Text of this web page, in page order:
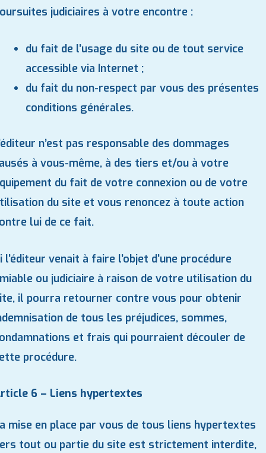
judiciaires à votre encontre :
du fait de l’usage du site ou de tout service
accessible via Internet ;
du fait du non-respect par vous des présentes
conditions générales.
n’est pas responsable des dommages
à vous-même, à des tiers et/ou à votre
du fait de votre connexion ou de votre
du site et vous renoncez à toute action
lui de ce fait.
l’éditeur venait à faire l’objet d’une procédure
ou judiciaire à raison de votre utilisation du
il pourra retourner contre vous pour obtenir
de tous les préjudices, sommes,
et frais qui pourraient découler de
procédure.
6 – Liens hypertextes
mise en place par vous de tous liens hypertextes
tout ou partie du site est strictement interdite,